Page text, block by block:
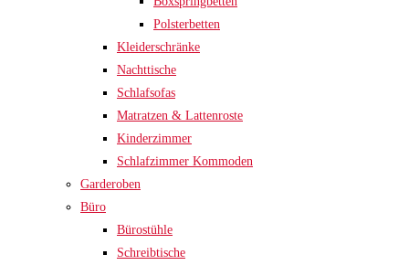
Polsterbetten
Kleiderschränke
Nachttische
Schlafsofas
Matratzen & Lattenroste
Kinderzimmer
Schlafzimmer Kommoden
Garderoben
Büro
Bürostühle
Schreibtische